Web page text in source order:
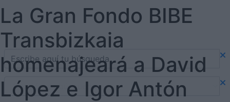
La Gran Fondo BIBE
Transbizkaia
homenajeará a David
López e Igor Antón